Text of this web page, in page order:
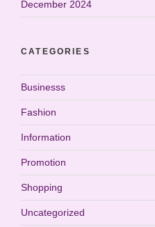
December 2024
CATEGORIES
Businesss
Fashion
Information
Promotion
Shopping
Uncategorized